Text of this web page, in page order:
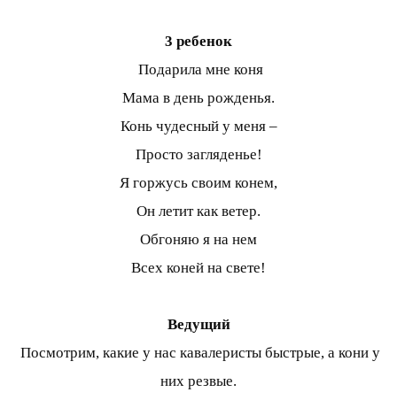
3 ребенок
Подарила мне коня
Мама в день рожденья.
Конь чудесный у меня –
Просто загляденье!
Я горжусь своим конем,
Он летит как ветер.
Обгоняю я на нем
Всех коней на свете!
Ведущий
Посмотрим, какие у нас кавалеристы быстрые, а кони у
них резвые.